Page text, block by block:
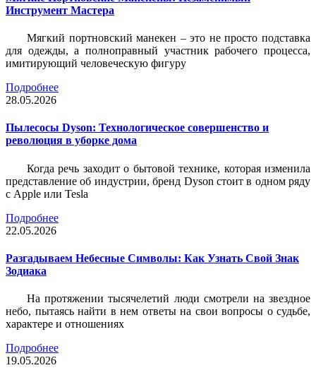
Инструмент Мастера
Мягкий портновский манекен – это не просто подставка
для одежды, а полноправный участник рабочего процесса,
имитирующий человеческую фигуру
Подробнее
28.05.2026
Пылесосы Dyson: Технологическое совершенство и
революция в уборке дома
Когда речь заходит о бытовой технике, которая изменила
представление об индустрии, бренд Dyson стоит в одном ряду
с Apple или Tesla
Подробнее
22.05.2026
Разгадываем Небесные Символы: Как Узнать Свой Знак
Зодиака
На протяжении тысячелетий люди смотрели на звездное
небо, пытаясь найти в нем ответы на свои вопросы о судьбе,
характере и отношениях
Подробнее
19.05.2026